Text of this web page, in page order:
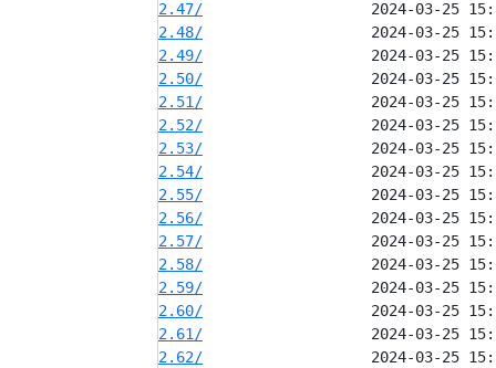
2.47/
2.48/
2.49/
2.50/
2.51/
2.52/
2.53/
2.54/
2.55/
2.56/
2.57/
2.58/
2.59/
2.60/
2.61/
2.62/